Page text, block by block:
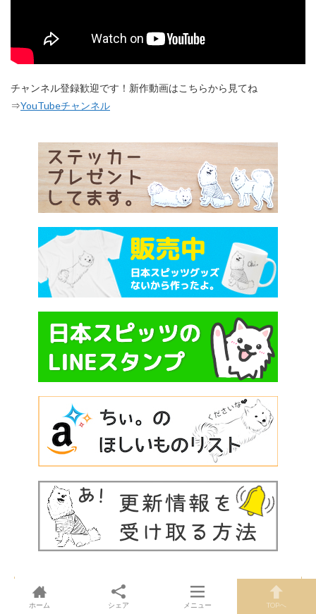
チャンネル登録歓迎です！新作動画はこちらから見てね
⇒YouTubeチャンネル
ご依頼について
ホーム シェア メニュー TOPへ